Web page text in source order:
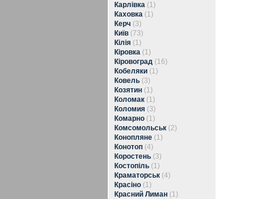
Карлівка (1)
Каховка (1)
Керч (3)
Київ (73)
Кілія (1)
Кіровка (1)
Кіровоград (16)
Кобеляки (1)
Ковель (3)
Козятин (1)
Коломак (1)
Коломия (3)
Комарно (1)
Комсомольськ (2)
Конопляне (1)
Конотоп (4)
Коростень (3)
Костопіль (1)
Краматорськ (4)
Красіно (1)
Красний Лиман (1)